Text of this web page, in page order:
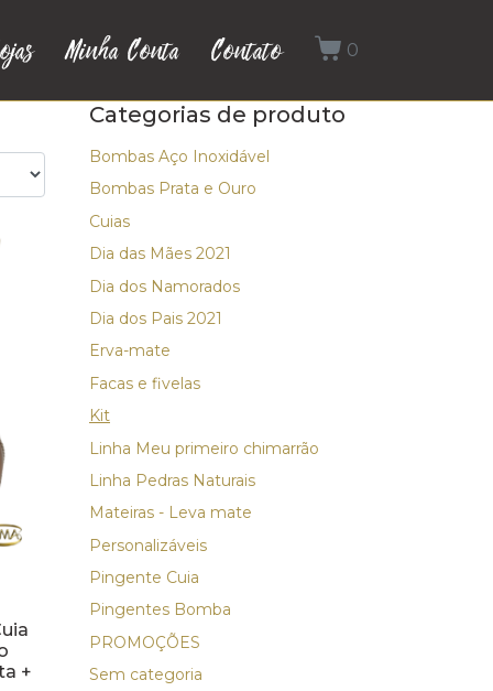
Minha Conta Contato 0
+
Categorias de produto
Bombas Aço Inoxidável
Bombas Prata e Ouro
Cuias
Dia das Mães 2021
Dia dos Namorados
Dia dos Pais 2021
Erva-mate
Facas e fivelas
Kit
Linha Meu primeiro chimarrão
Linha Pedras Naturais
Mateiras - Leva mate
Personalizáveis
Pingente Cuia
Pingentes Bomba
PROMOÇÕES
Sem categoria